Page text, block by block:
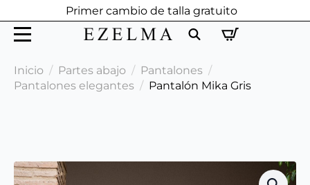
Primer cambio de talla gratuito
for:
Inicio Partes abajo
Pantalones
Pantalones elegantes
Pantalón Mika Gris